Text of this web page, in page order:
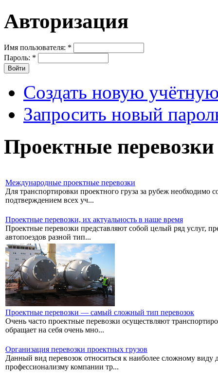
Авторизация
Имя пользователя: *
Пароль: *
Создать новую
Запросить новый
Проектные перевозки
Международные проектные перевозки
Для транспортировки проектного груза за рубеж необходимо
подтверждением всех уч...
Проектные перевозки, их актуальность в наше время
Проектные перевозки представляют собой целый ряд услуг,
автопоездов разной тип...
Проектные перевозки — самый сложный тип перевозок
Очень часто проектные перевозки осуществляют
обращает на себя очень мно...
Организация перевозки проектных грузов
Данный вид перевозок относиться к наиболее сложному виду
профессионализму компании тр...